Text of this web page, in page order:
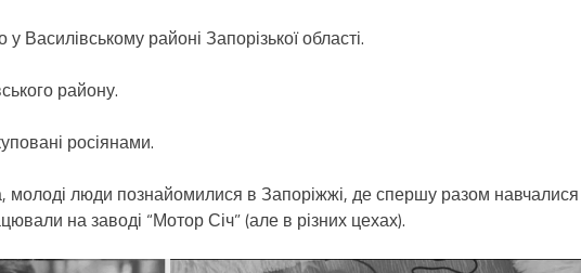
районі Запорізької області.
району.
росіянами.
молоді люди познайомилися в Запоріжжі, де спершу разом
на заводі “Мотор Січ” (але в різних цехах).